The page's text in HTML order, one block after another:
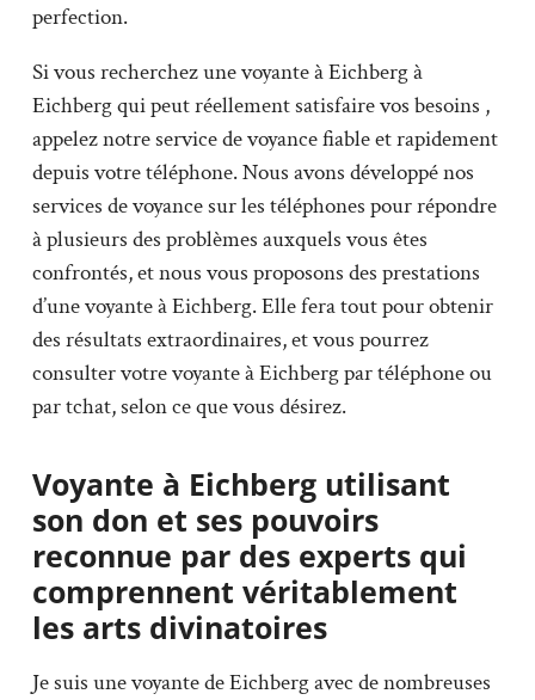
perfection.
Si vous recherchez une voyante à Eichberg à
Eichberg qui peut réellement satisfaire vos besoins ,
appelez notre service de voyance fiable et rapidement
depuis votre téléphone. Nous avons développé nos
services de voyance sur les téléphones pour répondre
à plusieurs des problèmes auxquels vous êtes
confrontés, et nous vous proposons des prestations
d’une voyante à Eichberg. Elle fera tout pour obtenir
des résultats extraordinaires, et vous pourrez
consulter votre voyante à Eichberg par téléphone ou
par tchat, selon ce que vous désirez.
Voyante à Eichberg utilisant
son don et ses pouvoirs
reconnue par des experts qui
comprennent véritablement
les arts divinatoires
Je suis une voyante de Eichberg avec de nombreuses